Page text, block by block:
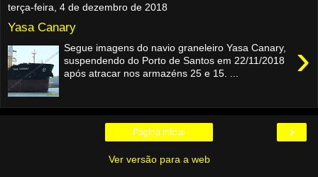
terça-feira, 4 de dezembro de 2018
Yasa Canary
›
Segue imagens do navio graneleiro Yasa Canary,
suspendendo do Porto de Santos em 22/11/2018
após atracar nos armazéns 25 e 15. ...
›
Página inicial
Ver versão para a web